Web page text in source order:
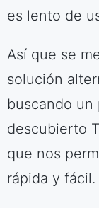
es lento de
Así que se
solución
buscando
descubierto
que nos
rápida y fácil.